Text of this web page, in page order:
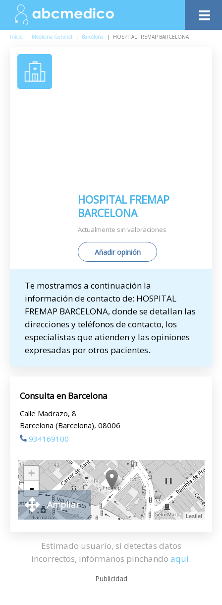
Inicio | Medicina General | Barcelona | HOSPITAL FREMAP BARCELONA
HOSPITAL FREMAP
BARCELONA
Actualmente sin valoraciones
Añadir opinión
Te mostramos a continuación la
información de contacto de: HOSPITAL
FREMAP BARCELONA, donde se detallan las
direcciones y teléfonos de contacto, los
especialistas que atienden y las opiniones
expresadas por otros pacientes.
Consulta en Barcelona
Calle Madrazo, 8
Barcelona (Barcelona), 08006
934169100
+
-
Leaflet
Ampliar
Estimado usuario, si detectas datos
incorrectos, infórmanos pinchando aquí.
Publicidad